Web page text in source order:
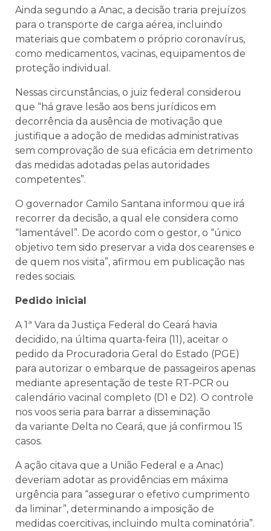
Ainda segundo a Anac, a decisão traria prejuízos
para o transporte de carga aérea, incluindo
materiais que combatem o próprio coronavírus,
como medicamentos, vacinas, equipamentos de
proteção individual.
Nessas circunstâncias, o juiz federal considerou
que “há grave lesão aos bens jurídicos em
decorrência da ausência de motivação que
justifique a adoção de medidas administrativas
sem comprovação de sua eficácia em detrimento
das medidas adotadas pelas autoridades
competentes”.
O governador Camilo Santana informou que irá
recorrer da decisão, a qual ele considera como
“lamentável”. De acordo com o gestor, o “único
objetivo tem sido preservar a vida dos cearenses e
de quem nos visita”, afirmou em publicação nas
redes sociais.
Pedido inicial
A 1ª Vara da Justiça Federal do Ceará havia
decidido, na última quarta-feira (11), aceitar o
pedido da Procuradoria Geral do Estado (PGE)
para autorizar o embarque de passageiros apenas
mediante apresentação de teste RT-PCR ou
calendário vacinal completo (D1 e D2). O controle
nos voos seria para barrar a disseminação
da variante Delta no Ceará, que já confirmou 15
casos.
A ação citava que a União Federal e a Anac)
deveriam adotar as providências em máxima
urgência para “assegurar o efetivo cumprimento
da liminar”, determinando a imposição de
medidas coercitivas, incluindo multa cominatória”.